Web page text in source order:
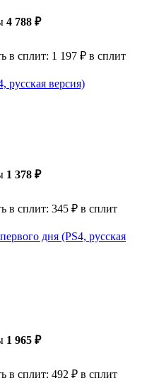
4 788 ₽
в сплит: 1 197 ₽ в сплит
русская версия)
1 378 ₽
в сплит: 345 ₽ в сплит
дня (PS4, русская
1 965 ₽
в сплит: 492 ₽ в сплит